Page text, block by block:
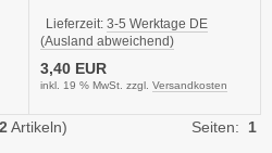
Lieferzeit: 3-5 Werktage DE
(Ausland abweichend)
3,40 EUR
inkl. 19 % MwSt. zzgl. Versandkosten
2 Artikeln) Seiten: 1